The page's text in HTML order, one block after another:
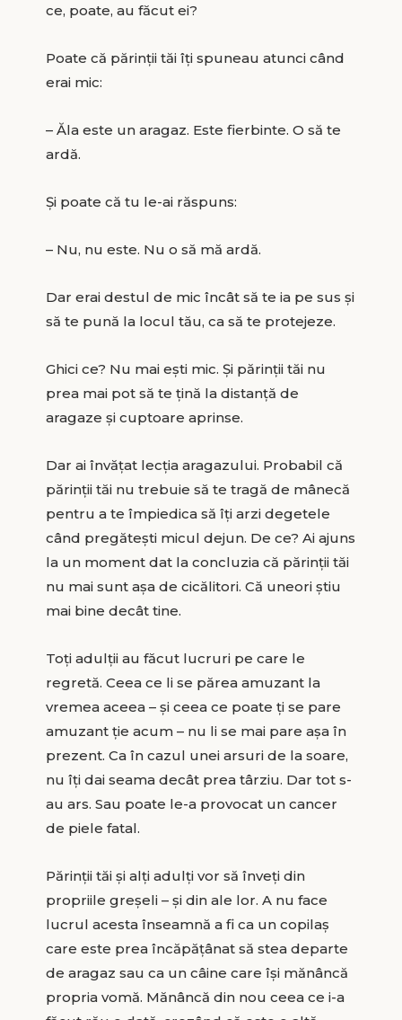
ce, poate, au făcut ei?
Poate că părinții tăi îți spuneau atunci când
erai mic:
– Ăla este un aragaz. Este fierbinte. O să te
ardă.
Și poate că tu le-ai răspuns:
– Nu, nu este. Nu o să mă ardă.
Dar erai destul de mic încât să te ia pe sus și
să te pună la locul tău, ca să te protejeze.
Ghici ce? Nu mai ești mic. Și părinții tăi nu
prea mai pot să te țină la distanță de
aragaze și cuptoare aprinse.
Dar ai învățat lecția aragazului. Probabil că
părinții tăi nu trebuie să te tragă de mânecă
pentru a te împiedica să îți arzi degetele
când pregătești micul dejun. De ce? Ai ajuns
la un moment dat la concluzia că părinții tăi
nu mai sunt așa de cicălitori. Că uneori știu
mai bine decât tine.
Toți adulții au făcut lucruri pe care le
regretă. Ceea ce li se părea amuzant la
vremea aceea – și ceea ce poate ți se pare
amuzant ție acum – nu li se mai pare așa în
prezent. Ca în cazul unei arsuri de la soare,
nu îți dai seama decât prea târziu. Dar tot s-
au ars. Sau poate le-a provocat un cancer
de piele fatal.
Părinții tăi și alți adulți vor să înveți din
propriile greșeli – și din ale lor. A nu face
lucrul acesta înseamnă a fi ca un copilaș
care este prea încăpățânat să stea departe
de aragaz sau ca un câine care își mănâncă
propria vomă. Mănâncă din nou ceea ce i-a